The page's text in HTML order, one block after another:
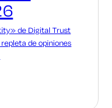
de Digital Trust
de opiniones